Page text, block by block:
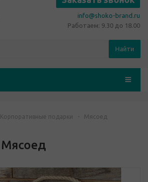
info@shoko-brand.ru
Работаем: 9.30 до 18.00
Найти
Корпоративные подарки - Мясоед
Мясоед